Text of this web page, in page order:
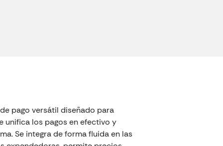
pago versátil diseñado para
unifica los pagos en efectivo y
Se integra de forma fluida en las